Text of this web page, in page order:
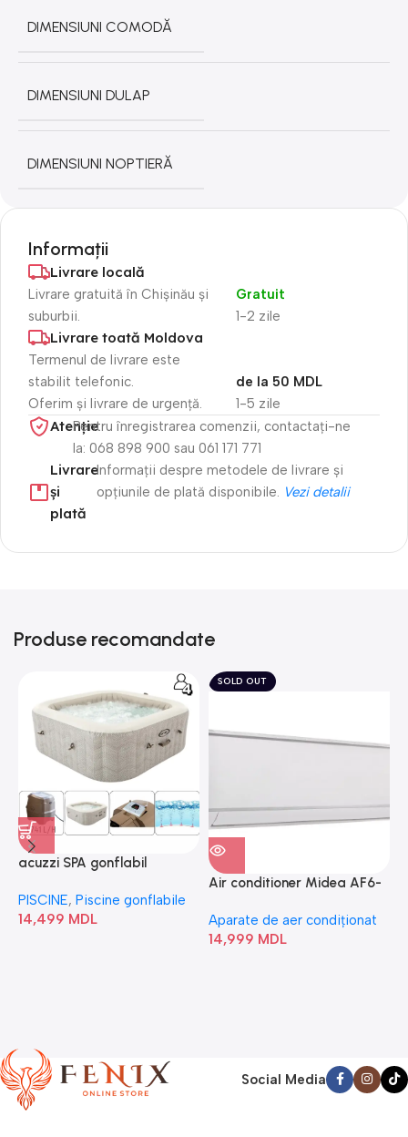
DIMENSIUNI COMODĂ
DIMENSIUNI DULAP
DIMENSIUNI NOPTIERĂ
Informații
Livrare locală
Livrare gratuită în Chișinău și
suburbii.
1-2 zile
Gratuit
Livrare toată Moldova
Termenul de livrare este
stabilit telefonic.
Oferim și livrare de urgență.
1-5 zile
de la 50 MDL
Atenție​Pentru înregistrarea comenzii, contactați-ne
la: 068 898 900 sau 061 171 771
Livrare
și
plată
Informații despre metodele de livrare și
opțiunile de plată disponibile. Vezi detalii
Produse recomandate
acuzzi SPA gonflabil
Bubble” 28446
PISCINE, Piscine gonflabile
14,499 MDL
SOLD OUT
Air conditioner Midea AF6-
Aparate de aer condiționat
14,999 MDL
Social Media